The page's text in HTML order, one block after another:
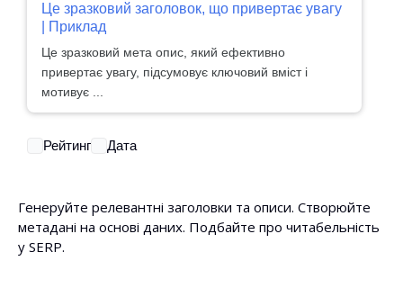
Це зразковий заголовок, що привертає увагу
| Приклад
Це зразковий мета опис, який ефективно
привертає увагу, підсумовує ключовий вміст і
мотивує ...
Рейтинг Дата
Генеруйте релевантні заголовки та описи. Створюйте
метадані на основі даних. Подбайте про читабельність
у SERP.